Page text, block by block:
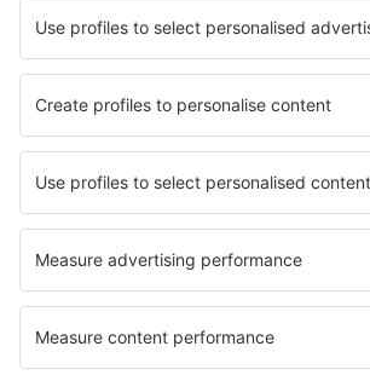
Ubytování in Arapahoe Ubytování in
Ubytování in Brea Ubytování in Orland
Nejlepší ubytování - regiony
Ubytování v údolí Loiry
Ubytování v Alpe d'Huez Ubytování v